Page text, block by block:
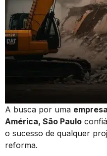
A busca por uma
América, São Paulo
o sucesso de qualquer
reforma.